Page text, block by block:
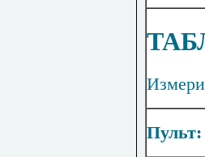
Пульт: